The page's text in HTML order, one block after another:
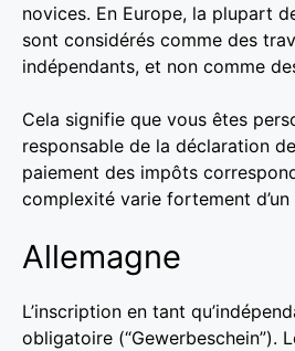
novices. En Europe, la plupart
sont considérés comme des
indépendants, et non comme
Cela signifie que vous êtes
responsable de la déclaration
paiement des impôts
complexité varie fortement d’un
Allemagne
L’inscription en tant
obligatoire (“Gewerbeschein”).